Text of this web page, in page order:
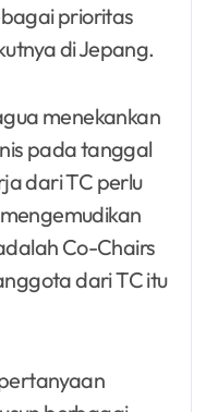
prioritas
di Jepang.
menekankan
pada tanggal
dari TC perlu
Co-Chairs
dari TC itu